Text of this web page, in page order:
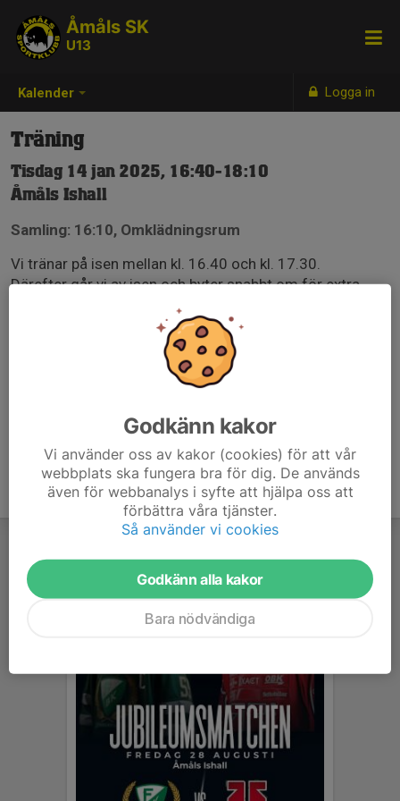
Kalender Logga in
Åmåls SK
U13
Träning
Tisdag 14 jan 2025, 16:40-18:10
Åmåls Ishall
Samling: 16:10, Omklädningsrum
Vi tränar på isen mellan kl. 16.40 och kl. 17.30.
Därefter går vi av isen och byter snabbt om för extra
mobilitets-, koordinations- och/eller fysträning fram till
Godkänn kakor
Vi använder oss av kakor (cookies) för att vår
webbplats ska fungera bra för dig. De används
även för webbanalys i syfte att hjälpa oss att
förbättra våra tjänster.
Så använder vi cookies
Godkänn alla kakor
Bara nödvändiga